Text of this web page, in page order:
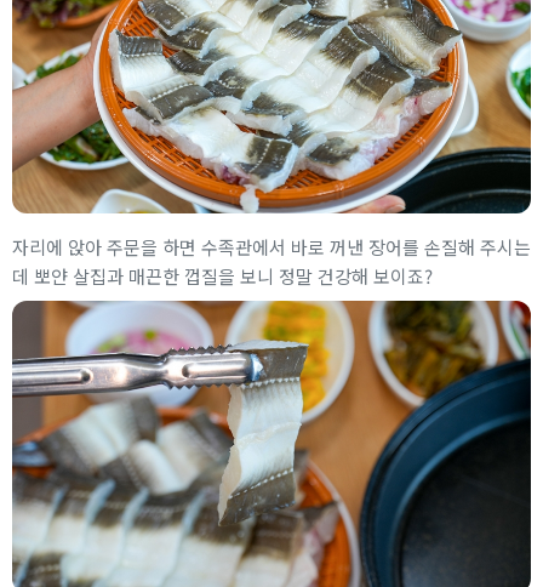
자리에 앉아 주문을 하면 수족관에서 바로 꺼낸 장어를 손질해 주시는
데 뽀얀 살집과 매끈한 껍질을 보니 정말 건강해 보이죠?